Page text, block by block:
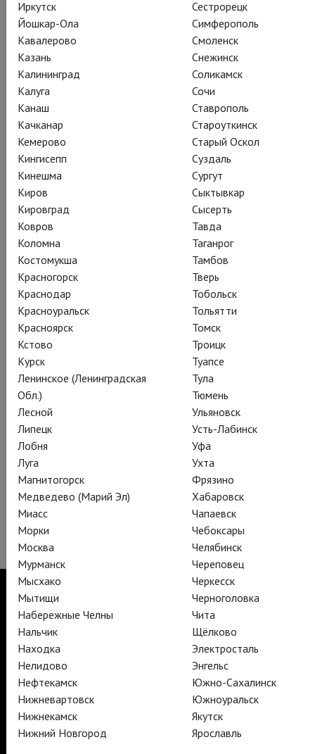
Камбербэтчу исполнился 41 год! С днем рождения! С
удовольствием делимся любовно собранными
поклонниками театральными фотографиями. И конечно не
перестаем надеяться на новые встречи в театре!
«Я был тогда очень мал, мы отправились навестить мою
крёстную в Стратфорде, и она позволила мне выйти на
сцену. Я помню только, как вглядывался в темноту, и она
притягивала меня, вместо того, чтобы отталкивать. Я
ощущал такую энергию и трепет, думая о том, как
причаститься к этому — вместо того, чтобы отвернуться и
пойти домой попить чайку, оставив это кому-то ещё. У
взрослых брови на лоб полезли, они, все трое актёры,
переглянулись: «О боже. Он один из нас, дрянь дело»
Из интервью Бенедикта Камбербэтча
Гэри Олдману
Больше фото тут:
https://goo.gl/h569UP
TheatreHD
TheatreHD Опера
TheatreHD Балет в кино
АРТ-ЛЕКТОРИЙ В КИНО
АРТ-ЛЕКТОРИЙ В КИНО
Иркутск
Йошкар-Ола
Кавалерово
Казань
Калининград
Калуга
Канаш
Качканар
Кемерово
Кингисепп
Кинешма
Киров
Кировград
Ковров
Коломна
Костомукша
Красногорск
Краснодар
Красноуральск
Красноярск
Кстово
Курск
Ленинское (Ленинградская
Обл.)
Лесной
Липецк
Лобня
Луга
Магнитогорск
Медведево (Марий Эл)
Миасс
Морки
Москва
Мурманск
Мысхако
Мытищи
Набережные Челны
Нальчик
Находка
Нелидово
Нефтекамск
Нижневартовск
Нижнекамск
Нижний Новгород
Сестрорецк
Симферополь
Смоленск
Снежинск
Соликамск
Сочи
Ставрополь
Староуткинск
Старый Оскол
Суздаль
Сургут
Сыктывкар
Сысерть
Тавда
Таганрог
Тамбов
Тверь
Тобольск
Тольятти
Томск
Троицк
Туапсе
Тула
Тюмень
Ульяновск
Усть-Лабинск
Уфа
Ухта
Фрязино
Хабаровск
Чапаевск
Чебоксары
Челябинск
Череповец
Черкесск
Черноголовка
Чита
Щёлково
Электросталь
Энгельс
Южно-Сахалинск
Южноуральск
Якутск
Ярославль